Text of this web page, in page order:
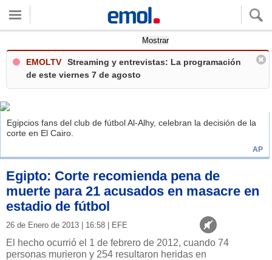
Mostrar
EMOLTV
Streaming y entrevistas: La programación
de este viernes 7 de agosto
Egipcios fans del club de fútbol Al-Alhy, celebran la decisión de la
corte en El Cairo.
AP
Egipto: Corte recomienda pena de
muerte para 21 acusados en masacre en
estadio de fútbol
26 de Enero de 2013 | 16:58 | EFE
El hecho ocurrió el 1 de febrero de 2012, cuando 74
personas murieron y 254 resultaron heridas en